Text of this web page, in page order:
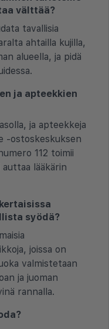
välttää?
tavallisia
ahtailla kujilla,
alueella, ja pidä
ja apteekkien
ja apteekkeja
-ostoskeskuksen
112 toimii
lääkärin
syödä?
joissa on
valmistetaan
ja juoman
rannalla.